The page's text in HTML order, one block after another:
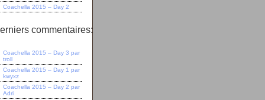
Coachella 2015 – Day 2
commentaires:
Coachella 2015 – Day 3 par
troll
Coachella 2015 – Day 1 par
kwyxz
Coachella 2015 – Day 2 par
Adri